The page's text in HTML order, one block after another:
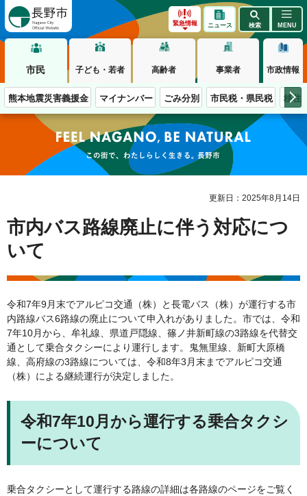
緊急情報 ニュース 検索 MENU
市民 子ども・若者 高齢者 事業者 市政情報
熊本地震災害義援金 マイナンバー ごみ分別 市民税・県民税 移住
この街で、わたしらしく生きる。長野市
更新日：2025年8月14日
市内バス路線廃止に伴う対応につ
いて
令和7年9月末でアルピコ交通（株）と長電バス（株）が運行する市
内路線バス6路線の廃止について申入れがありました。市では、令和
7年10月から、牟礼線、県道戸隠線、篠ノ井新町線の3路線を代替交
通として乗合タクシーにより運行します。鬼無里線、新町大原橋
線、高府線の3路線については、令和8年3月末までアルピコ交通
（株）による継続運行が決定しました。
令和7年10月から運行する乗合タクシ
ーについて
乗合タクシーとして運行する路線の詳細は各路線のページをご覧く